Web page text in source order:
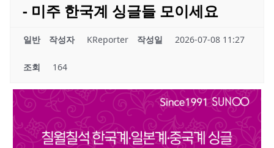
- 미주 한국계 싱글들 모이세요
일반 작성자 KReporter 작성일 2026-07-08 11:27
조회 164